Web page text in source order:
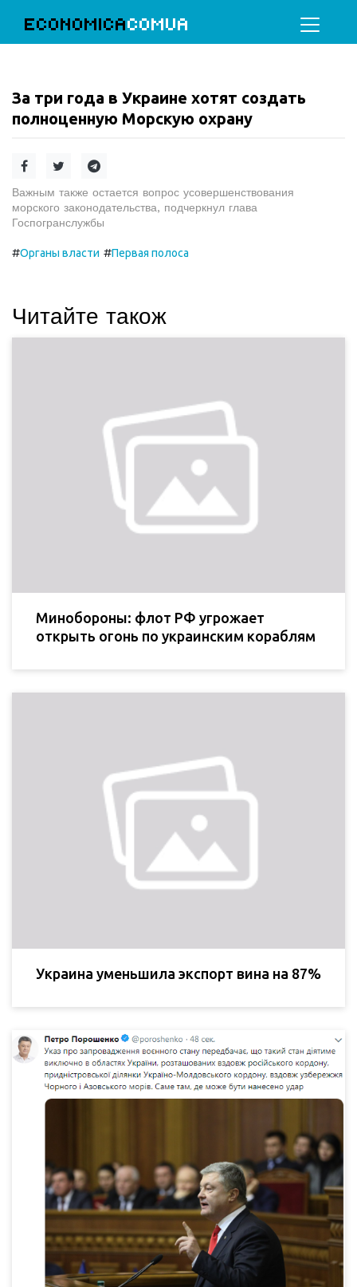
ECONOMICACOMUA
За три года в Украине хотят создать
полноценную Морскую охрану
Важным также остается вопрос усовершенствования
морского законодательства, подчеркнул глава
Госпогранслужбы
#Органы власти #Первая полоса
Читайте також
Минобороны: флот РФ угрожает
открыть огонь по украинским кораблям
Украина уменьшила экспорт вина на 87%